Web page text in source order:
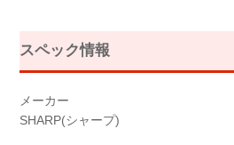
スペック情報
メーカー
SHARP(シャープ)